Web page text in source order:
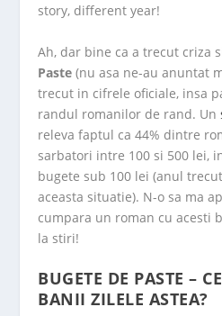
story, different year!
Ah, dar bine ca a trecut criza
Paste (nu asa ne-au anuntat
trecut in cifrele oficiale, insa
randul romanilor de rand. Un
releva faptul ca 44% dintre
sarbatori intre 100 si 500 lei,
bugete sub 100 lei (anul
aceasta situatie). N-o sa ma
cumpara un roman cu acesti
la stiri!
BUGETE DE PASTE –
BANII ZILELE ASTEA?